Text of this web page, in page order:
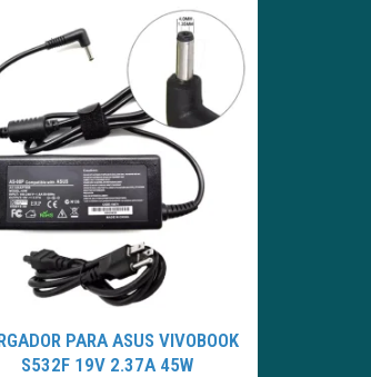
PARA ASUS VIVOBOOK
S532F 19V 2.37A 45W